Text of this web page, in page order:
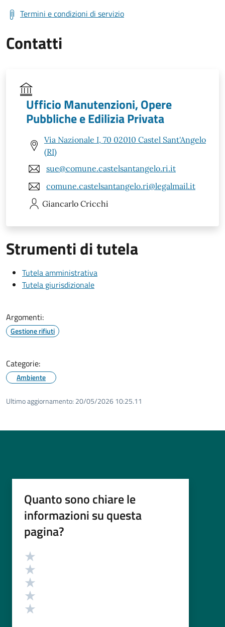
Termini e condizioni di servizio
Contatti
Ufficio Manutenzioni, Opere
Pubbliche e Edilizia Privata
Via Nazionale I, 70 02010 Castel Sant'Angelo
(RI)
sue@comune.castelsantangelo.ri.it
comune.castelsantangelo.ri@legalmail.it
Giancarlo Cricchi
Strumenti di tutela
Tutela amministrativa
Tutela giurisdizionale
Argomenti:
Gestione rifiuti
Categorie:
Ambiente
Ultimo aggiornamento: 20/05/2026 10:25.11
Quanto sono chiare le
informazioni su questa
pagina?
Valutazione